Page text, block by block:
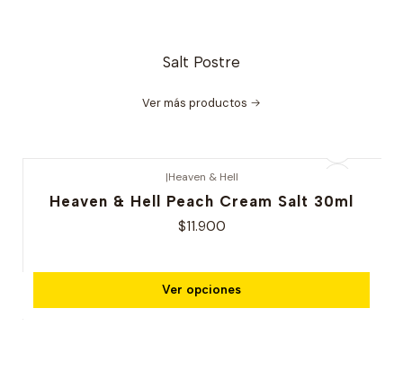
Salt Postre
Ver más productos
|Heaven & Hell
Heaven & Hell Peach Cream Salt 30ml
$11.900
Ver opciones